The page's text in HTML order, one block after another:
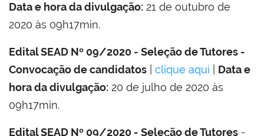
Data e hora da divulgação: 21 de outubro de
2020 às 09h17min.
Edital SEAD Nº 09/2020 - Seleção de Tutores -
Convocação de candidatos
clique aqui
Data e
hora da divulgação: 20 de julho de 2020 às
09h17min.
Edital SEAD Nº 09/2020 - Seleção de Tutores -